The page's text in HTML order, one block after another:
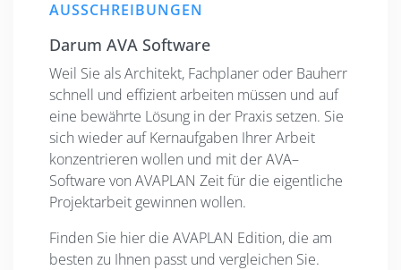
AUSSCHREIBUNGEN
Darum AVA Software
Weil Sie als Architekt, Fachplaner oder Bauherr
schnell und effizient arbeiten müssen und auf
eine bewährte Lösung in der Praxis setzen. Sie
sich wieder auf Kernaufgaben Ihrer Arbeit
konzentrieren wollen und mit der AVA–
Software von AVAPLAN Zeit für die eigentliche
Projektarbeit gewinnen wollen.
Finden Sie hier die AVAPLAN Edition, die am
besten zu Ihnen passt und vergleichen Sie.